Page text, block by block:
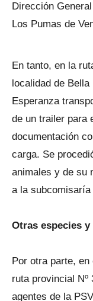
Dirección
Los Pumas de
En tanto, en la
localidad de
Esperanza
de un trailer para
documentación
carga. Se
animales y de su
a la subcomisaría
Otras especies
Por otra parte,
ruta provincial Nº
agentes de la